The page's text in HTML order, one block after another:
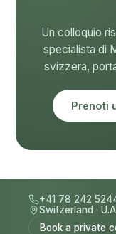
Un colloquio
specialista di
svizzera,
Prenoti
+41 78 242
Switzerland ·
Book a private